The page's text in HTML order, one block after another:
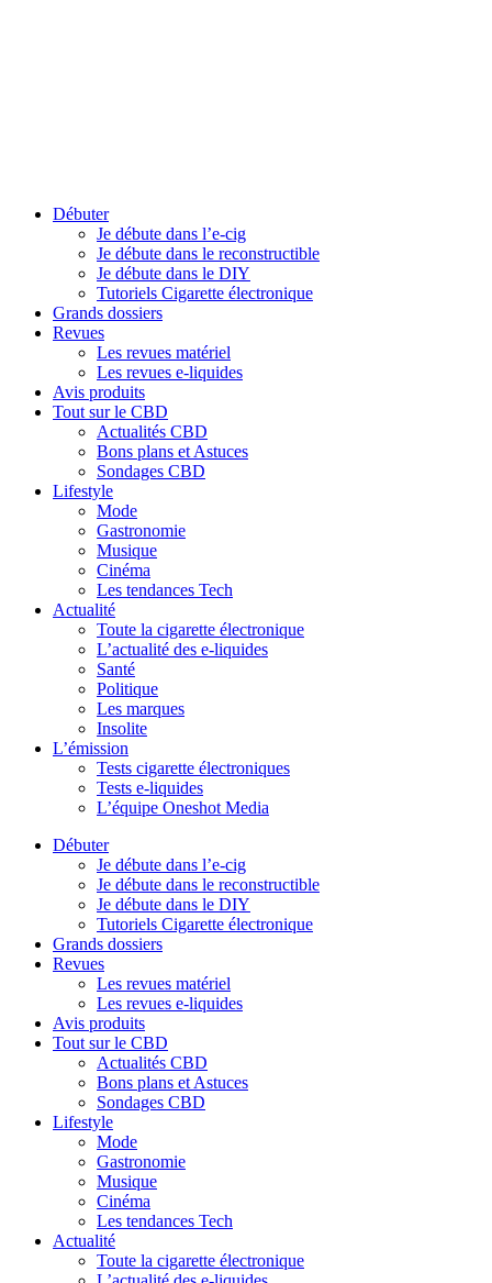
Débuter
Je débute dans l’e-cig
Je débute dans le reconstructible
Je débute dans le DIY
Tutoriels Cigarette électronique
Grands dossiers
Revues
Les revues matériel
Les revues e-liquides
Avis produits
Tout sur le CBD
Actualités CBD
Bons plans et Astuces
Sondages CBD
Lifestyle
Mode
Gastronomie
Musique
Cinéma
Les tendances Tech
Actualité
Toute la cigarette électronique
L’actualité des e-liquides
Santé
Politique
Les marques
Insolite
L’émission
Tests cigarette électroniques
Tests e-liquides
L’équipe Oneshot Media
Débuter
Je débute dans l’e-cig
Je débute dans le reconstructible
Je débute dans le DIY
Tutoriels Cigarette électronique
Grands dossiers
Revues
Les revues matériel
Les revues e-liquides
Avis produits
Tout sur le CBD
Actualités CBD
Bons plans et Astuces
Sondages CBD
Lifestyle
Mode
Gastronomie
Musique
Cinéma
Les tendances Tech
Actualité
Toute la cigarette électronique